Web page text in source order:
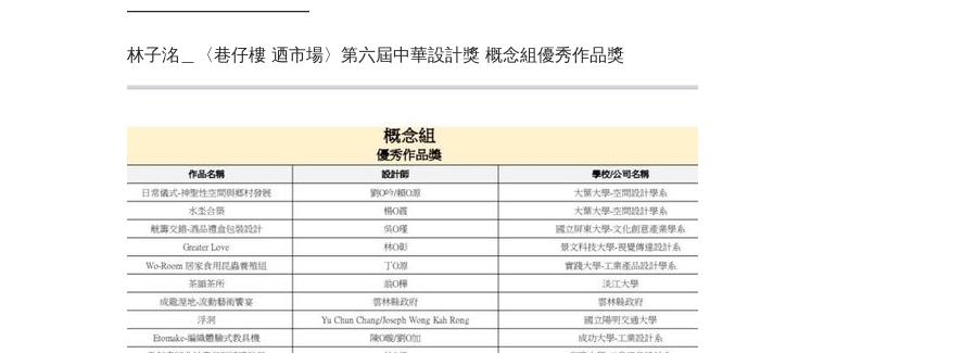
——————————–
林子洺＿〈巷仔樓 迺市場〉第六屆中華設計獎 概念組優秀作品獎